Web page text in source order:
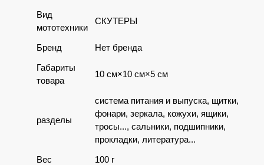
Вид
мототехники
СКУТЕРЫ
Бренд
Нет бренда
Габариты
товара
10 см×10 см×5 см
разделы
система питания и выпуска, щитки,
фонари, зеркала, кожухи, ящики,
тросы..., сальники, подшипники,
прокладки, литература...
Вес
100 г